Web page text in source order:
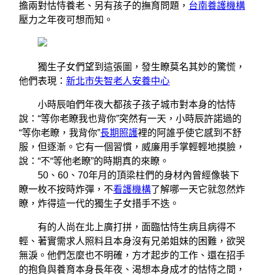
擔兩對怙恃養老、另有孩子的撫育問題， 台南養護機構
壓力之年夜可想而知。
獨生子女們望到這張圖，發生瞭莫名其妙的驚慌，
他們表現： 新北市失智老人安養中心
小時辰咱們年夜大都孩子孩子城市對本身的怙恃
說：“等你老瞭我也背你”突然有一天，小時辰許諾過的
“等你老瞭，我背你”長期照護裡的阿誰乎使它感到不舒
服，但逐漸。它有一個習慣，威廉用手掌輕輕地摸臉，
說：“不“等他老瞭”的時期真的來瞭。
50、60、70年月的頂梁柱們的身材內曾經像裝下
瞭一枚不按時炸彈，不看護機構了解哪一天它就忽然炸
瞭，炸得這一代的獨生子女措手不迭。
有的人尚在北上廣打拼，面臨怙恃生病且病得不
輕、著實需求人照料且本身沒有兄弟姐妹的困難，欲哭
無淚。他們怎麼也不明確，方才起步的工作、還在招手
的抱負與養育本身長年夜、渴想本身成才的怙恃之間，